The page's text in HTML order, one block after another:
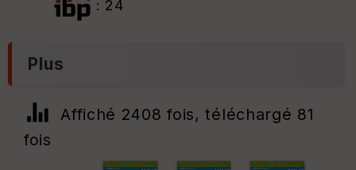
: 24
Plus
Affiché 2408 fois, téléchargé 81
fois